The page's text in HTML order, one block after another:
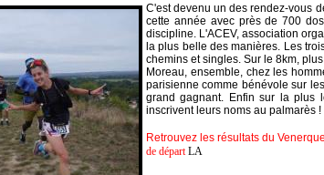
C'est devenu un des rendez-vous
cette année avec près de 700
discipline. L'ACEV, association
la plus belle des manières. Les
chemins et singles. Sur le 8km,
Moreau, ensemble, chez les
parisienne comme bénévole sur
grand gagnant. Enfin sur la plus
inscrivent leurs noms au palmarès !
Retrouvez les résultats du
de départ LA